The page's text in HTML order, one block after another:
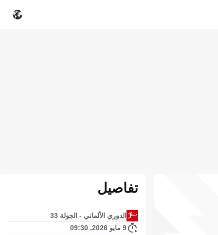
تفاصيل
الدوري الألماني - الجولة 33
9 مايو 2026, 09:30